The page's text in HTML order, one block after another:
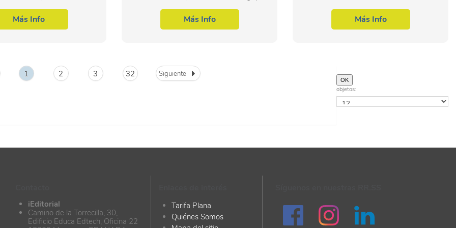
Estrategia en Internet:...
Más Info
área profesional marketing y relaciones
Más Info
Buscadores SEO: Práctico podrá adquirir
los conocimientos...Más Info
1 2 3 32 Siguiente
objetos:
iEditorial
Camino de la Torrecilla, 30,
Edificio Educa Edtech, Oficina 22
Tarifa Plana
Quiénes Somos